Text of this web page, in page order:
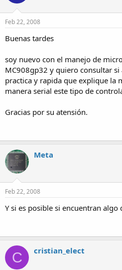
Feb 22, 2008
Buenas tardes
soy nuevo con el manejo de
MC908gp32 y quiero consultar
practica y rapida que explique la
manera serial este tipo de
Gracias por su atensión.
Meta
Feb 22, 2008
Y si es posible si encuentran algo
C cristian_elect